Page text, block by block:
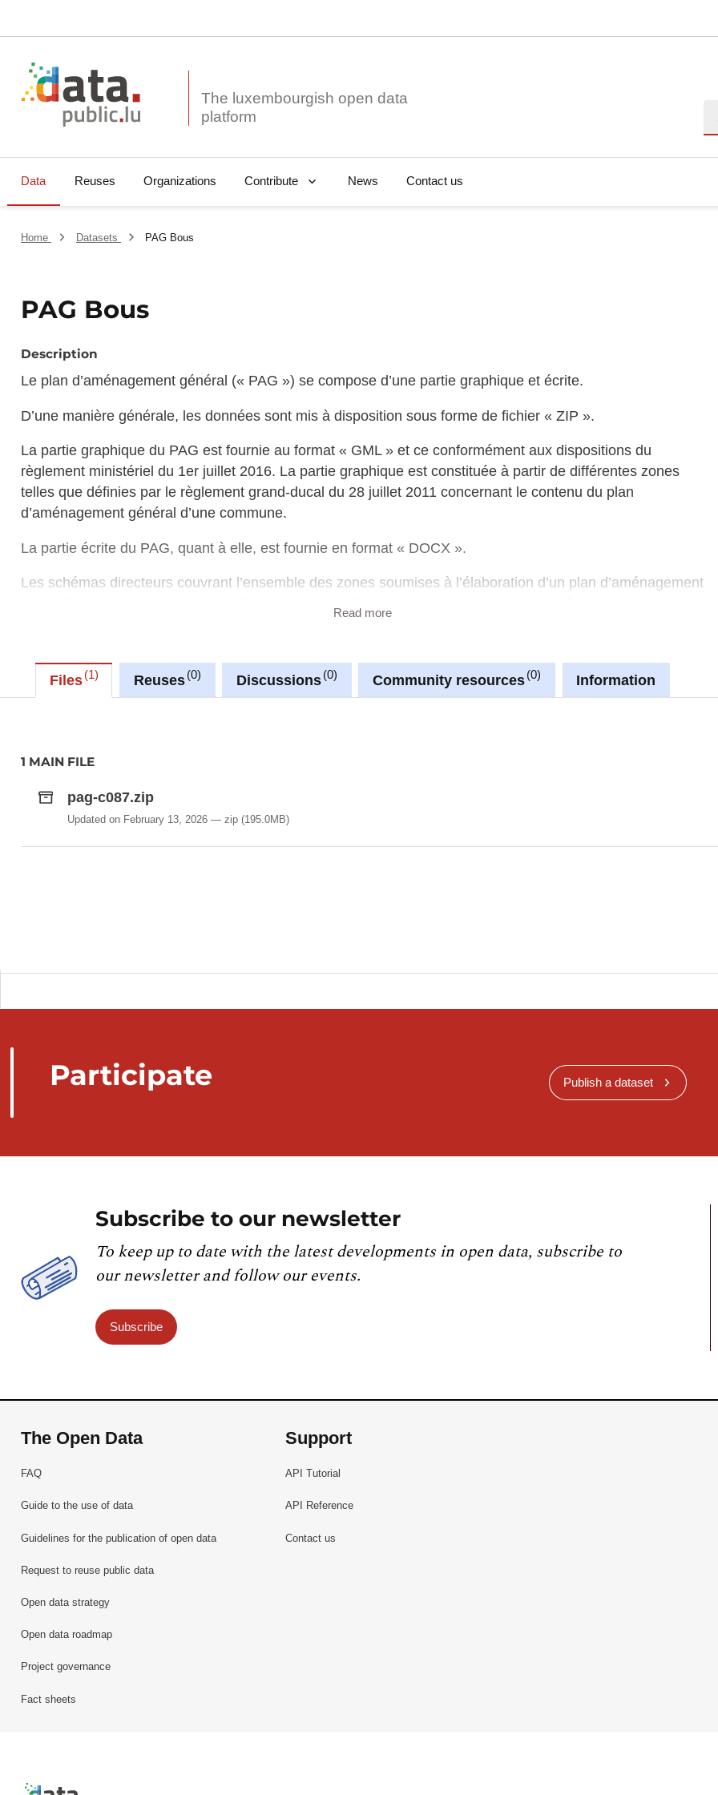
The luxembourgish open data
Data Reuses Organizations Contribute News Contact us
Home Datasets PAG Bous
PAG Bous
Description
Le plan d’aménagement général (« PAG ») se compose d’une partie graphique et écrite.
D’une manière générale, les données sont mis à disposition sous forme de fichier « ZIP ».
La partie graphique du PAG est fournie au format « GML » et ce conformément aux dispositions du
règlement ministériel du 1er juillet 2016. La partie graphique est constituée à partir de différentes zones
telles que définies par le règlement grand-ducal du 28 juillet 2011 concernant le contenu du plan
d’aménagement général d’une commune.
La partie écrite du PAG, quant à elle, est fournie en format « DOCX ».
Les schémas directeurs couvrant l’ensemble des zones soumises à l’élaboration d’un plan d’aménagement
Sur le sitehttps://pag-upload.mi.public.lu, vous trouverez d’avantage d’informations concernant la structure
« GML » ainsi qu’un outil plugin développé pour le programme « QGIS » permettant de télécharger,
visualiser (selon la légende type) et éditer la partie graphique du PAG.
Read more
Files 1 Reuses 0 Discussions 0 Community resources 0 Information
1 MAIN FILE
pag-c087.zip
Updated on February 13, 2026 zip(195.0MB)
Participate Publish a dataset
Subscribe to our newsletter
To keep up to date with the latest developments in open data, subscribe to
our newsletter and follow our events.
Subscribe
The Open Data
FAQ
Guide to the use of data
Guidelines for the publication of open data
Request to reuse public data
Open data strategy
Open data roadmap
Project governance
Fact sheets
Support
API Tutorial
API Reference
Contact us
Retour à l'accueil de data.public.lu